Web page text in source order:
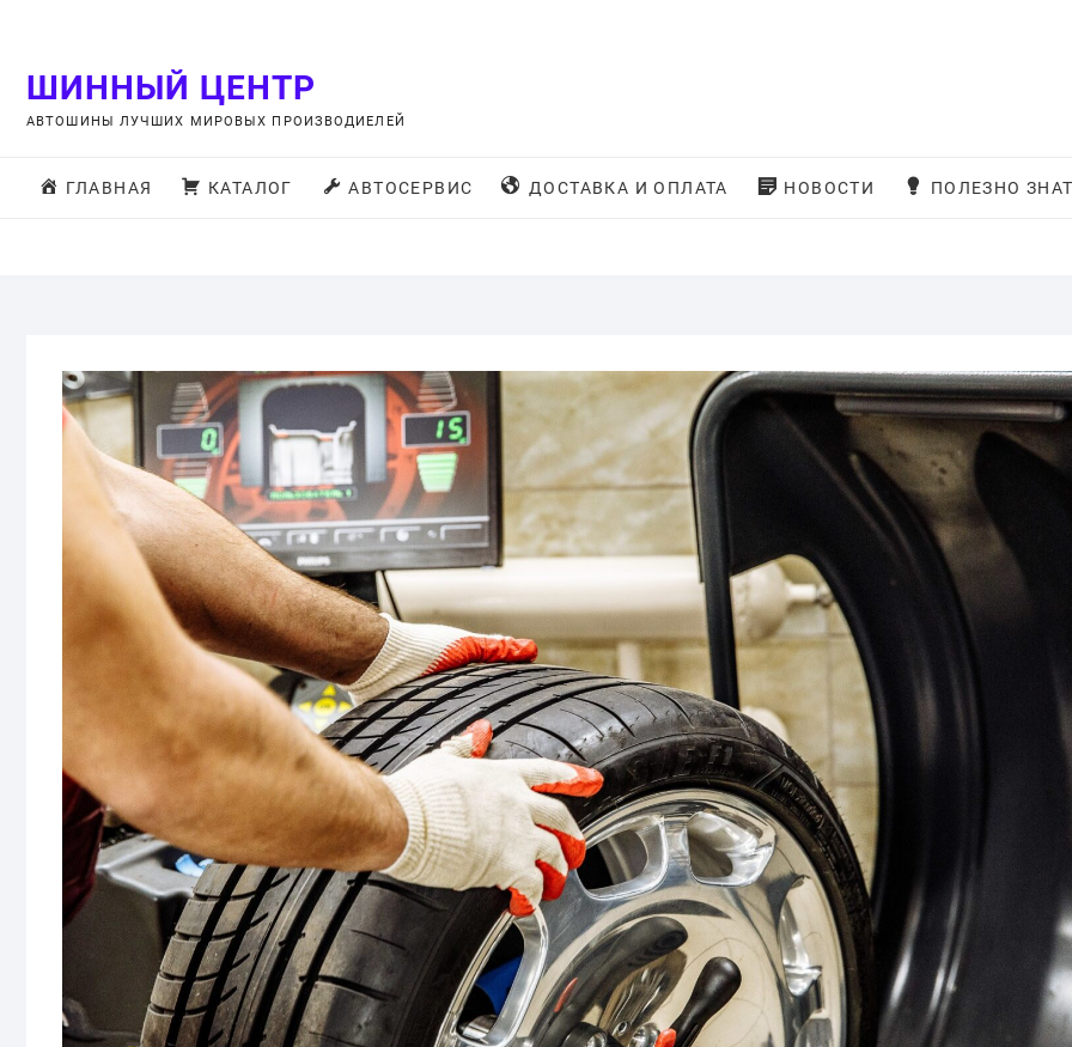
contentШИННЫЙ ЦЕНТР
АВТОШИНЫ ЛУЧШИХ МИРОВЫХ ПРОИЗВОДИЕЛЕЙ
ГЛАВНАЯ КАТАЛОГ АВТОСЕРВИС ДОСТАВКА И ОПЛАТА НОВОСТИ ПОЛЕЗНО